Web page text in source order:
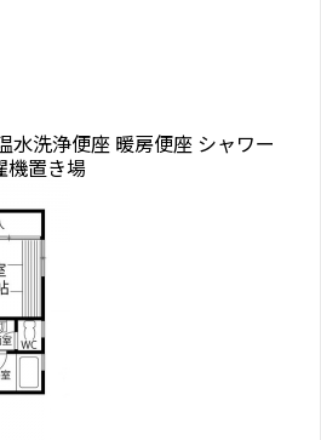
水洗浄便座 暖房便座 シャワー
機置き場